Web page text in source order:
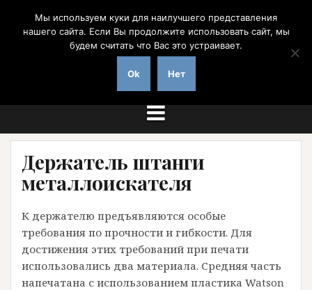
содержимому
на заказ с доставкой по России
Держатель штанги
металлоискателя
К держателю предъявляются особые
требования по прочности и гибкости. Для
достижения этих требований при печати
использовались два материала. Средняя часть
напечатана с использованием пластика Watson
Мы используем куки для наилучшего представления
нашего сайта. Если Вы продолжите использовать сайт, мы
будем считать что Вас это устраивает.
Ok Нет